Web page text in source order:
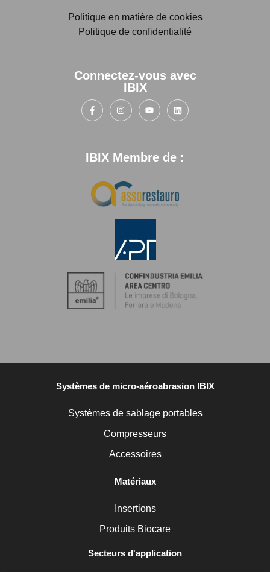
Politique en matière de cookies
Politique de confidentialité
Connectez-vous avec
IBIX
IBIX Membre de :
Systèmes de micro-aéroabrasion IBIX
Systèmes de sablage portables
Compresseurs
Accessoires
Matériaux
Insertions
Produits Biocare
Secteurs d'application